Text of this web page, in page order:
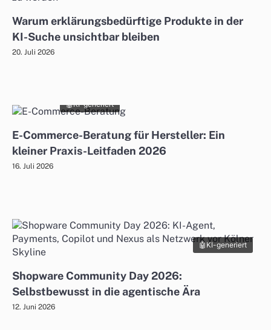
Warum erklärungsbedürftige Produkte in der
KI-Suche unsichtbar bleiben
20. Juli 2026
KI-generiert
E-Commerce-Beratung für Hersteller: Ein
kleiner Praxis-Leitfaden 2026
16. Juli 2026
KI-generiert
Shopware Community Day 2026:
Selbstbewusst in die agentische Ära
12. Juni 2026